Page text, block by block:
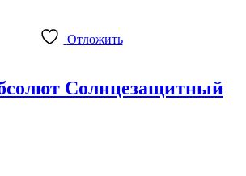
Отложить
Солнцезащитный